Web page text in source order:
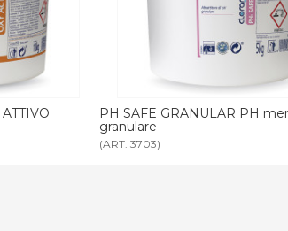
meno
PH SAFE LIQUID PH meno
(ART. 3704)